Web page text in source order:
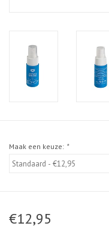
Maak een keuze: *
€12,95